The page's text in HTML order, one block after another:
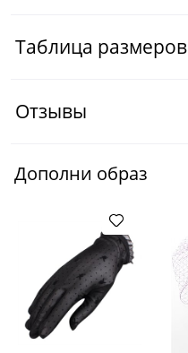
Таблица размеров
Отзывы
Дополни образ